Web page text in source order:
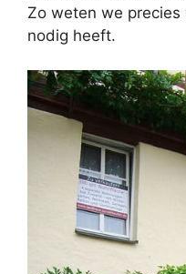
Zo weten we
nodig heeft.